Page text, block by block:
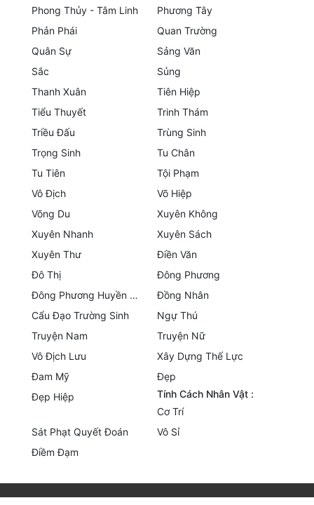
Ngược
Nữ Cường
Nữ Phụ
Phong Thủy - Tâm Linh
Phương Tây
Phản Phái
Quan Trường
Sảng Văn
Thanh Xuân
Trùng Sinh
Phong Thủy - Tâm Linh
Phương Tây
Phản Phái
Quan Trường
Quân Sự
Sảng Văn
Sắc
Sủng
Thanh Xuân
Tiên Hiệp
Tiểu Thuyết
Trinh Thám
Triều Đấu
Trùng Sinh
Trọng Sinh
Tu Chân
Tu Tiên
Tội Phạm
Vô Địch
Võ Hiệp
Võng Du
Xuyên Không
Xuyên Nhanh
Xuyên Sách
Xuyên Thư
Điền Văn
Đô Thị
Đông Phương
Đông Phương Huyền Huyễn
Đồng Nhân
Cẩu Đạo Trường Sinh
Ngự Thú
Truyện Nam
Truyện Nữ
Vô Địch Lưu
Xây Dựng Thế Lực
Đam Mỹ
Đẹp
Đẹp Hiệp
Tính Cách Nhân Vật :
Cơ Trí
Sát Phạt Quyết Đoán
Vô Sỉ
Điềm Đạm